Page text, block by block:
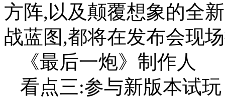
方阵,以及颠覆想象的全
战蓝图,都将在发布会现
《最后一炮》制作人
看点三:参与新版本试玩